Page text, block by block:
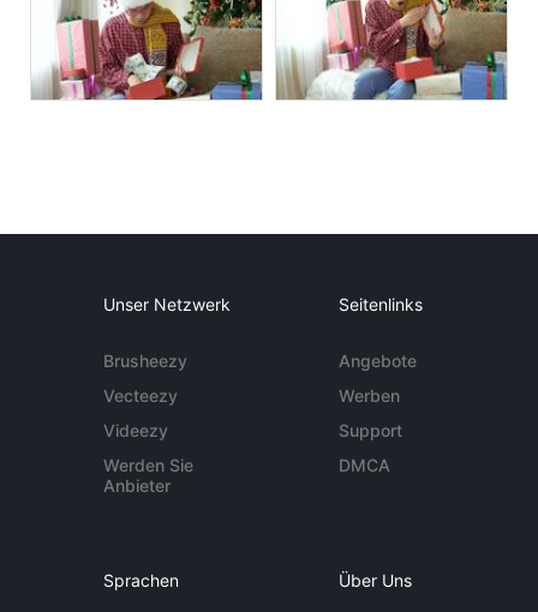
Unser Netzwerk
Brusheezy
Vecteezy
Videezy
Werden Sie
Anbieter
Seitenlinks
Angebote
Werben
Support
DMCA
Sprachen Über Uns